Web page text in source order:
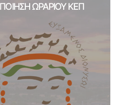
ΩΡΑΡΙΟΥ ΚΕΠ